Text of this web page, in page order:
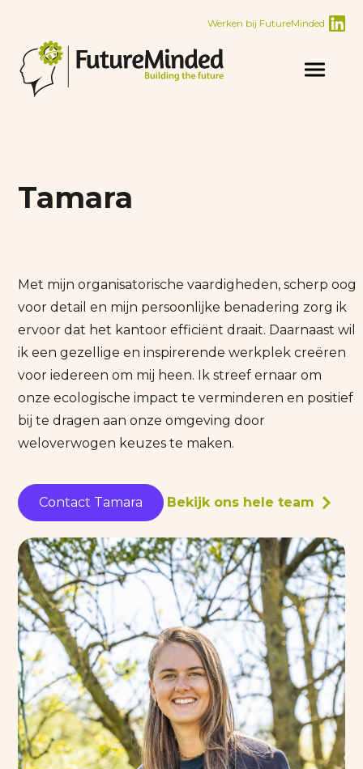
Werken bij FutureMinded
Tamara
Met mijn organisatorische vaardigheden, scherp oog
voor detail en mijn persoonlijke benadering zorg ik
ervoor dat het kantoor efficiënt draait. Daarnaast wil
ik een gezellige en inspirerende werkplek creëren
voor iedereen om mij heen. Ik streef ernaar om
onze ecologische impact te verminderen en positief
bij te dragen aan onze omgeving door
weloverwogen keuzes te maken.
Contact Tamara Bekijk ons hele team